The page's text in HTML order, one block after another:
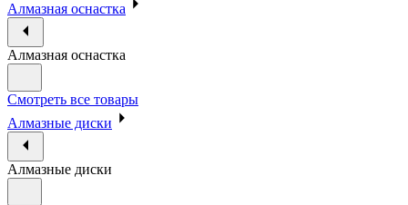
Алмазная оснастка
Алмазная оснастка
Смотреть все товары
Алмазные диски
Алмазные диски